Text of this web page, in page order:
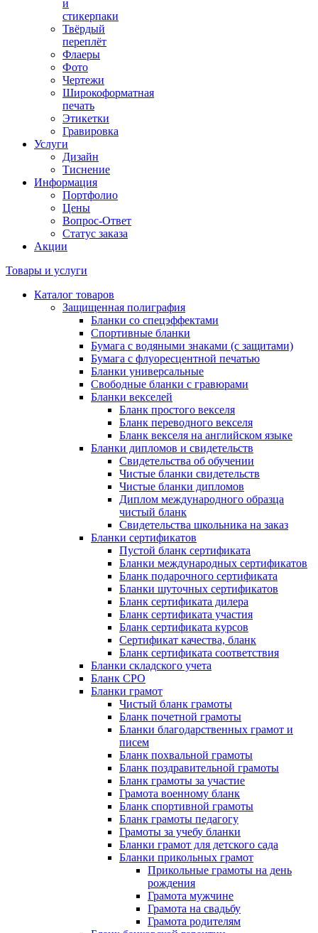
и
стикерпаки
Твёрдый
переплёт
Флаеры
Фото
Чертежи
Широкоформатная
печать
Этикетки
Гравировка
Услуги
Дизайн
Тиснение
Информация
Портфолио
Цены
Вопрос-Ответ
Статус заказа
Акции
Товары и услуги
Каталог товаров
Защищенная полиграфия
Бланки со спецэффектами
Спортивные бланки
Бумага с водяными знаками (с защитами)
Бумага с флуоресцентной печатью
Бланки универсальные
Свободные бланки с гравюрами
Бланки векселей
Бланк простого векселя
Бланк переводного векселя
Бланк векселя на английском языке
Бланки дипломов и свидетельств
Свидетельства об обучении
Чистые бланки свидетельств
Чистые бланки дипломов
Диплом международного образца
чистый бланк
Свидетельства школьника на заказ
Бланки сертификатов
Пустой бланк сертификата
Бланки международных сертификатов
Бланк подарочного сертификата
Бланки шуточных сертификатов
Бланк сертификата дилера
Бланк сертификата участия
Бланк сертификата курсов
Сертификат качества, бланк
Бланк сертификата соответствия
Бланки складского учета
Бланк СРО
Бланки грамот
Чистый бланк грамоты
Бланк почетной грамоты
Бланки благодарственных грамот и
писем
Бланк похвальной грамоты
Бланк поздравительной грамоты
Бланк грамоты за участие
Грамота военному бланк
Бланк спортивной грамоты
Бланк грамоты педагогу
Грамоты за учебу бланки
Бланки грамот для детского сада
Бланки прикольных грамот
Прикольные грамоты на день
рождения
Грамота мужчине
Грамота на свадьбу
Грамота родителям